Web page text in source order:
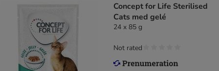
Concept for Life Sterilised
Cats med gelé
24 x 85 g
Not rated